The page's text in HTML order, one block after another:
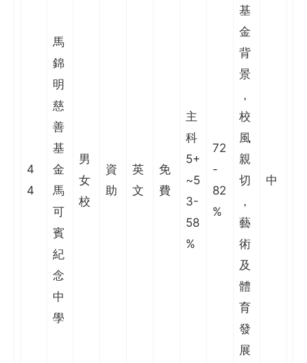
4
4
馬
錦
明
慈
善
基
金
馬
可
賓
紀
念
中
學
男
女
校
資
助
英
文
免
費
主
科
5+
~5
3-
58
%
72
-
82
%
基
金
背
景
，
校
風
親
切
，
藝
術
及
體
育
發
展
中